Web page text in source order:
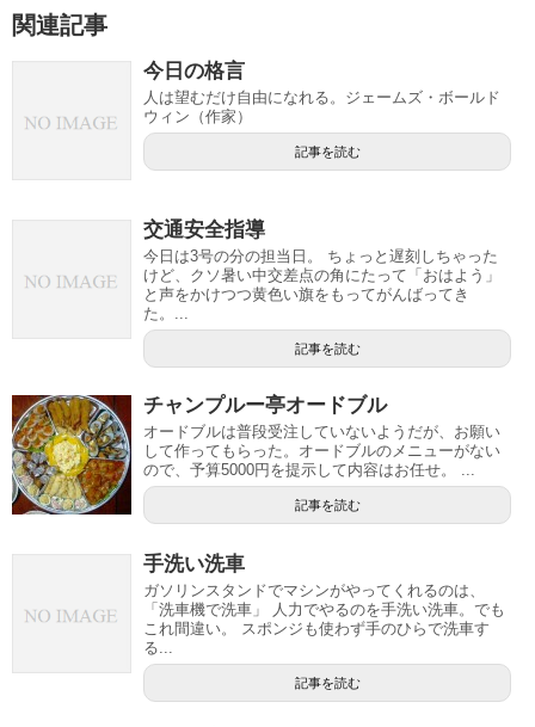
関連記事
今日の格言
人は望むだけ自由になれる。ジェームズ・ボールド
ウィン（作家）
記事を読む
交通安全指導
今日は3号の分の担当日。 ちょっと遅刻しちゃった
けど、クソ暑い中交差点の角にたって「おはよう」
と声をかけつつ黄色い旗をもってがんばってき
た。...
記事を読む
チャンプルー亭オードブル
オードブルは普段受注していないようだが、お願い
して作ってもらった。オードブルのメニューがない
ので、予算5000円を提示して内容はお任せ。 ...
記事を読む
手洗い洗車
ガソリンスタンドでマシンがやってくれるのは、
「洗車機で洗車」 人力でやるのを手洗い洗車。でも
これ間違い。 スポンジも使わず手のひらで洗車す
る...
記事を読む